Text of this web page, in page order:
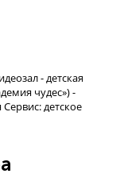
- детская
чудес») -
детское